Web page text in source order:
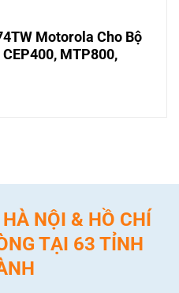
Motorola Cho Bộ
MTP800,
NỘI & HỒ CHÍ
TẠI 63 TỈNH